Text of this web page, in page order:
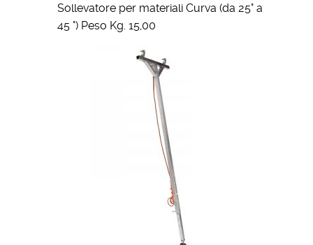
Sollevatore per materiali Curva (da 25° a
45 °) Peso Kg. 15,00